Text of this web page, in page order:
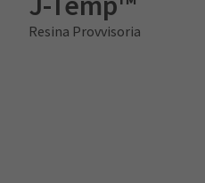
Resina Provvisoria